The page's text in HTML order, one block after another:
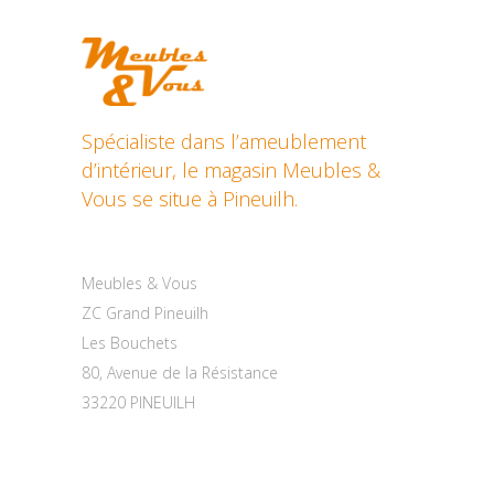
Spécialiste dans l’ameublement
d’intérieur, le magasin Meubles &
Vous se situe à Pineuilh.
Meubles & Vous
ZC Grand Pineuilh
Les Bouchets
80, Avenue de la Résistance
33220 PINEUILH